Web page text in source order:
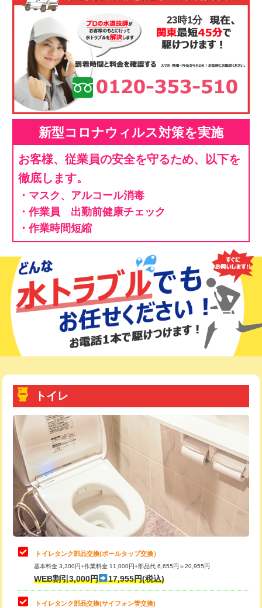
23時1分
新型コロナウィルス対策を実施
お客様、従業員の安全を守るため、以下を
徹底します。
・マスク、アルコール消毒
・作業員 出勤前健康チェック
・作業時間短縮
トイレ
トイレタンク部品交換(ボールタップ交換）
基本料金 3,300円+作業料金 11,000円+部品代 6,655円＝20,955円
WEB割引3,000円 17,955円(税込)
トイレタンク部品交換(サイフォン管交換)